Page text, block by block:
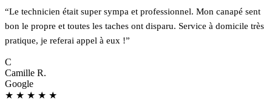
“Le technicien était super sympa et professionnel. Mon canapé sent
bon le propre et toutes les taches ont disparu. Service à domicile très
pratique, je referai appel à eux !”
C
Camille R.
Google
★ ★ ★ ★ ★